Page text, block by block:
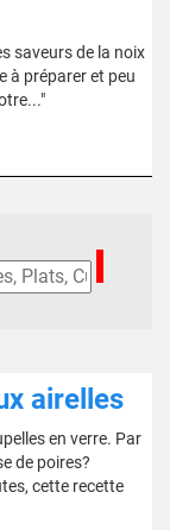
saveurs de la noix
à préparer et peu
airelles
en verre. Par
de poires?
cette recette